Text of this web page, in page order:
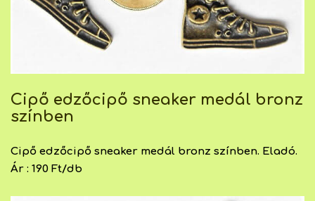
Cipő edzőcipő sneaker medál bronz
színben
Cipő edzőcipő sneaker medál bronz színben. Eladó.
Ár : 190 Ft/db